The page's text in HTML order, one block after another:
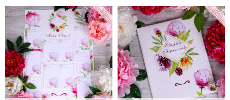
Арт: alb_0039
Номерок на стол "Пион-
Декор" для рассадки гостей
Арт: card_0005